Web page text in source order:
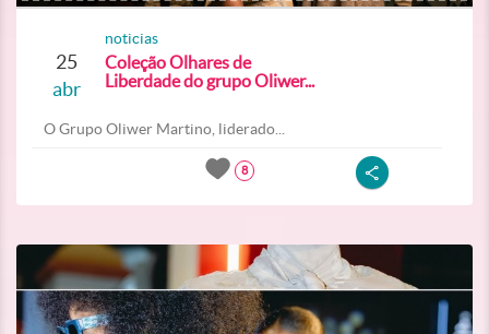
25
abr
noticias
Coleção Olhares de
Liberdade do grupo Oliwer...
O Grupo Oliwer Martino, liderado...
8